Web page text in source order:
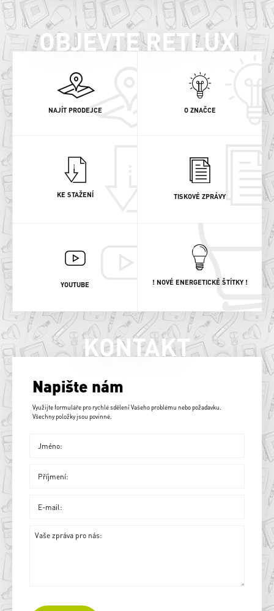
OBJEVTE RETLUX
NAJÍT PRODEJCE O ZNAČCE
KE STAŽENÍ TISKOVÉ ZPRÁVY
YOUTUBE ! NOVÉ ENERGETICKÉ ŠTÍTKY !
KONTAKT
Napište nám
Využijte formuláře pro rychlé sdělení Vašeho problému nebo požadavku.
Všechny položky jsou povinné.